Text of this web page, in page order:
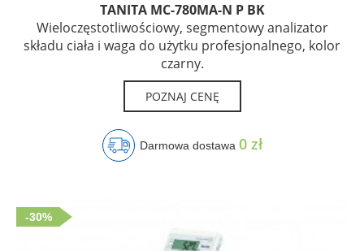
TANITA MC-780MA-N P BK
Wieloczęstotliwościowy, segmentowy analizator
składu ciała i waga do użytku profesjonalnego, kolor
czarny.
POZNAJ CENĘ
Darmowa dostawa 0 zł
-30%